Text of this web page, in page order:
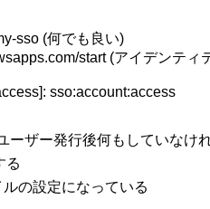
sso (何でも良い)
start (アイデンティ
sso:account:access
ザー発行後何もしていなけ
る
の設定になっている